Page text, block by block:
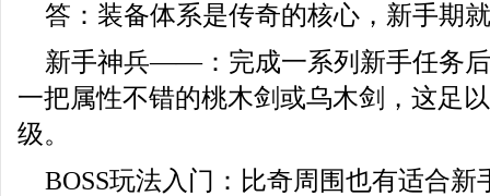
答：装备体系是传奇的核心，新手期
新手神兵——：完成一系列新手任务
一把属性不错的桃木剑或乌木剑，这足
级。
BOSS玩法入门：比奇周围也有适合新